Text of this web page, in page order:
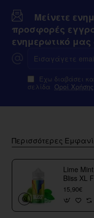
Μείνετε
προσφορές
ενημερωτικό μας
email
Έχω διαβάσει
σελίδα Οροί Χρήσης
Περισσότερες
Lime
Bliss XL
Shots
15,90€